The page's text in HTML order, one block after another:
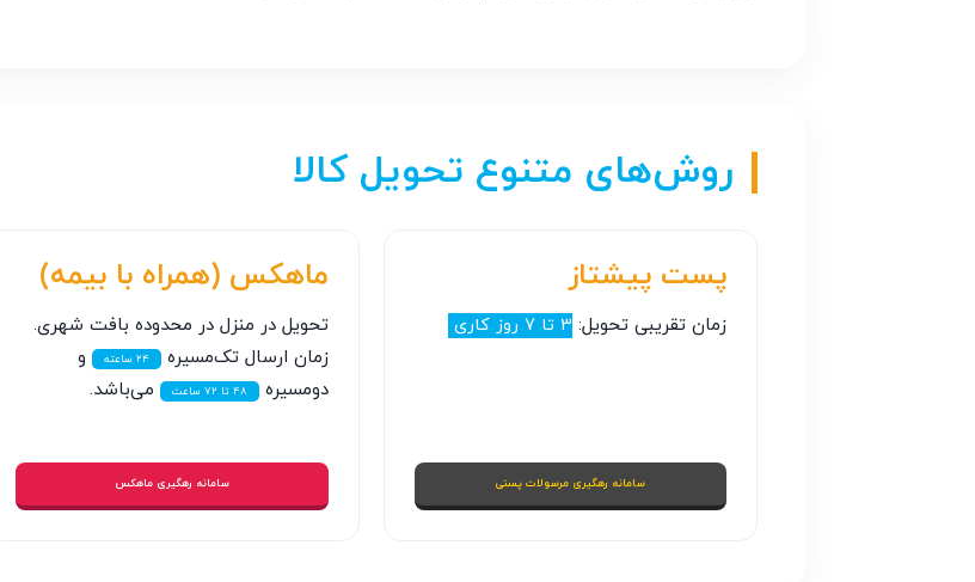
روش‌های متنوع تحویل کالا
پست پیشتاز
زمان تقریبی تحویل: 3 تا 7 روز کاری
سامانه رهگیری مرسولات پستی
ماهکس (همراه با بیمه)
تحویل در منزل در محدوده بافت شهری.
زمان ارسال تک‌مسیره
۲۴ ساعته
و
دو‌مسیره
۴۸ تا ۷۲ ساعت می‌باشد.
سامانه رهگیری ماهکس